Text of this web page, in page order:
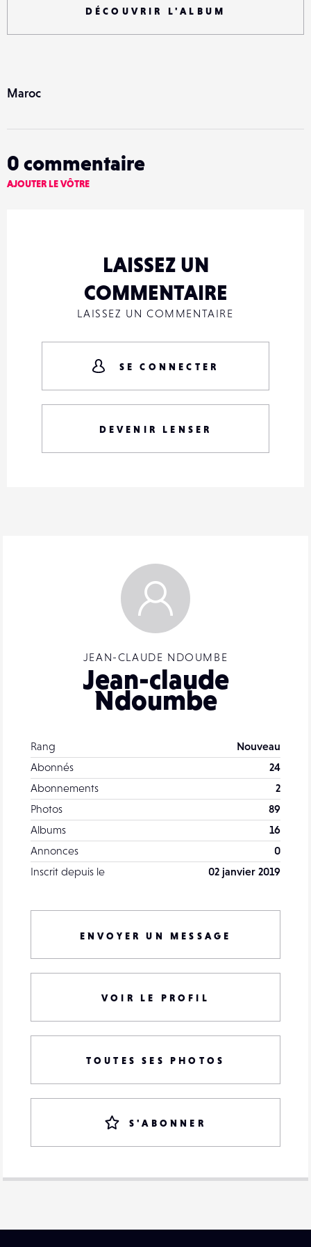
DÉCOUVRIR L'ALBUM
JEAN-CLAUDE NDOUMBE
Jean-claude
Ndoumbe
Rang
Nouveau
Abonnés
24
Abonnements
2
Photos
89
Albums
16
Annonces
0
Inscrit depuis le
02 janvier 2019
ENVOYER UN MESSAGE
VOIR LE PROFIL
TOUTES SES PHOTOS
S'ABONNER
Maroc
0 commentaire
AJOUTER LE VÔTRE
LAISSEZ UN
COMMENTAIRE
LAISSEZ UN COMMENTAIRE
SE CONNECTER
DEVENIR LENSER